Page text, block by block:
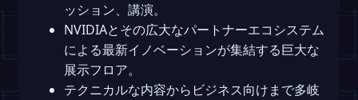
ッション、講演。
NVIDIAとその広大なパートナーエコシステム
による最新イノベーションが集結する巨大な
展示フロア。
テクニカルな内容からビジネス向けまで多岐